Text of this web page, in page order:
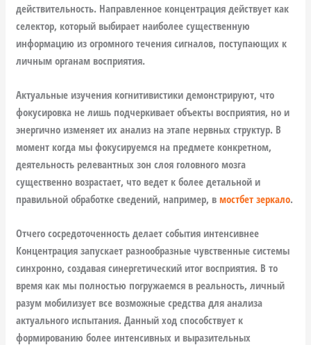
действительность. Направленное концентрация действует как
селектор, который выбирает наиболее существенную
информацию из огромного течения сигналов, поступающих к
личным органам восприятия.
Актуальные изучения когнитивистики демонстрируют, что
фокусировка не лишь подчеркивает объекты восприятия, но и
энергично изменяет их анализ на этапе нервных структур. В
момент когда мы фокусируемся на предмете конкретном,
деятельность релевантных зон слоя головного мозга
существенно возрастает, что ведет к более детальной и
правильной обработке сведений, например, вмостбет зеркало.
Отчего сосредоточенность делает события интенсивнее
Концентрация запускает разнообразные чувственные системы
синхронно, создавая синергетический итог восприятия. В то
время как мы полностью погружаемся в реальность, личный
разум мобилизует все возможные средства для анализа
актуального испытания. Данный ход способствует к
формированию более интенсивных и выразительных